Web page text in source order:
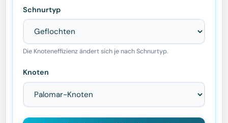
Schnurtyp
Die Knoteneffizienz ändert sich je nach Schnurtyp.
Knoten